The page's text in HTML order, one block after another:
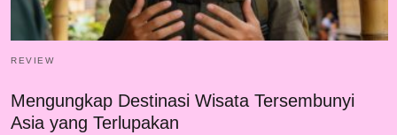
REVIEW
Mengungkap Destinasi Wisata Tersembunyi
Asia yang Terlupakan